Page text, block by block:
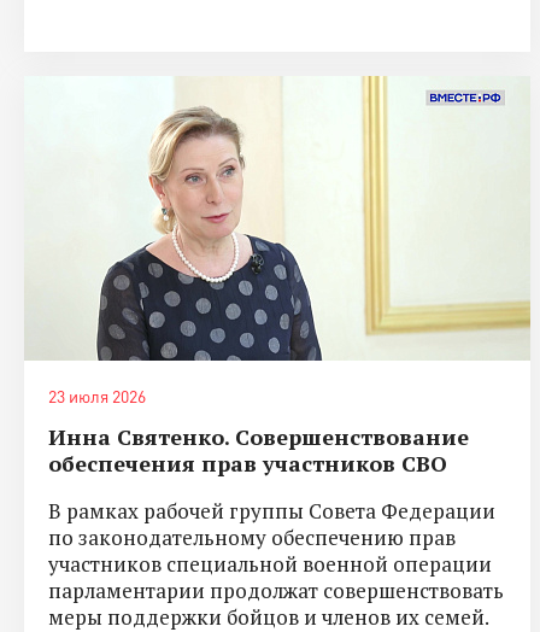
23 июля 2026
Инна Святенко. Совершенствование
обеспечения прав участников СВО
В рамках рабочей группы Совета Федерации
по законодательному обеспечению прав
участников специальной военной операции
парламентарии продолжат совершенствовать
меры поддержки бойцов и членов их семей.